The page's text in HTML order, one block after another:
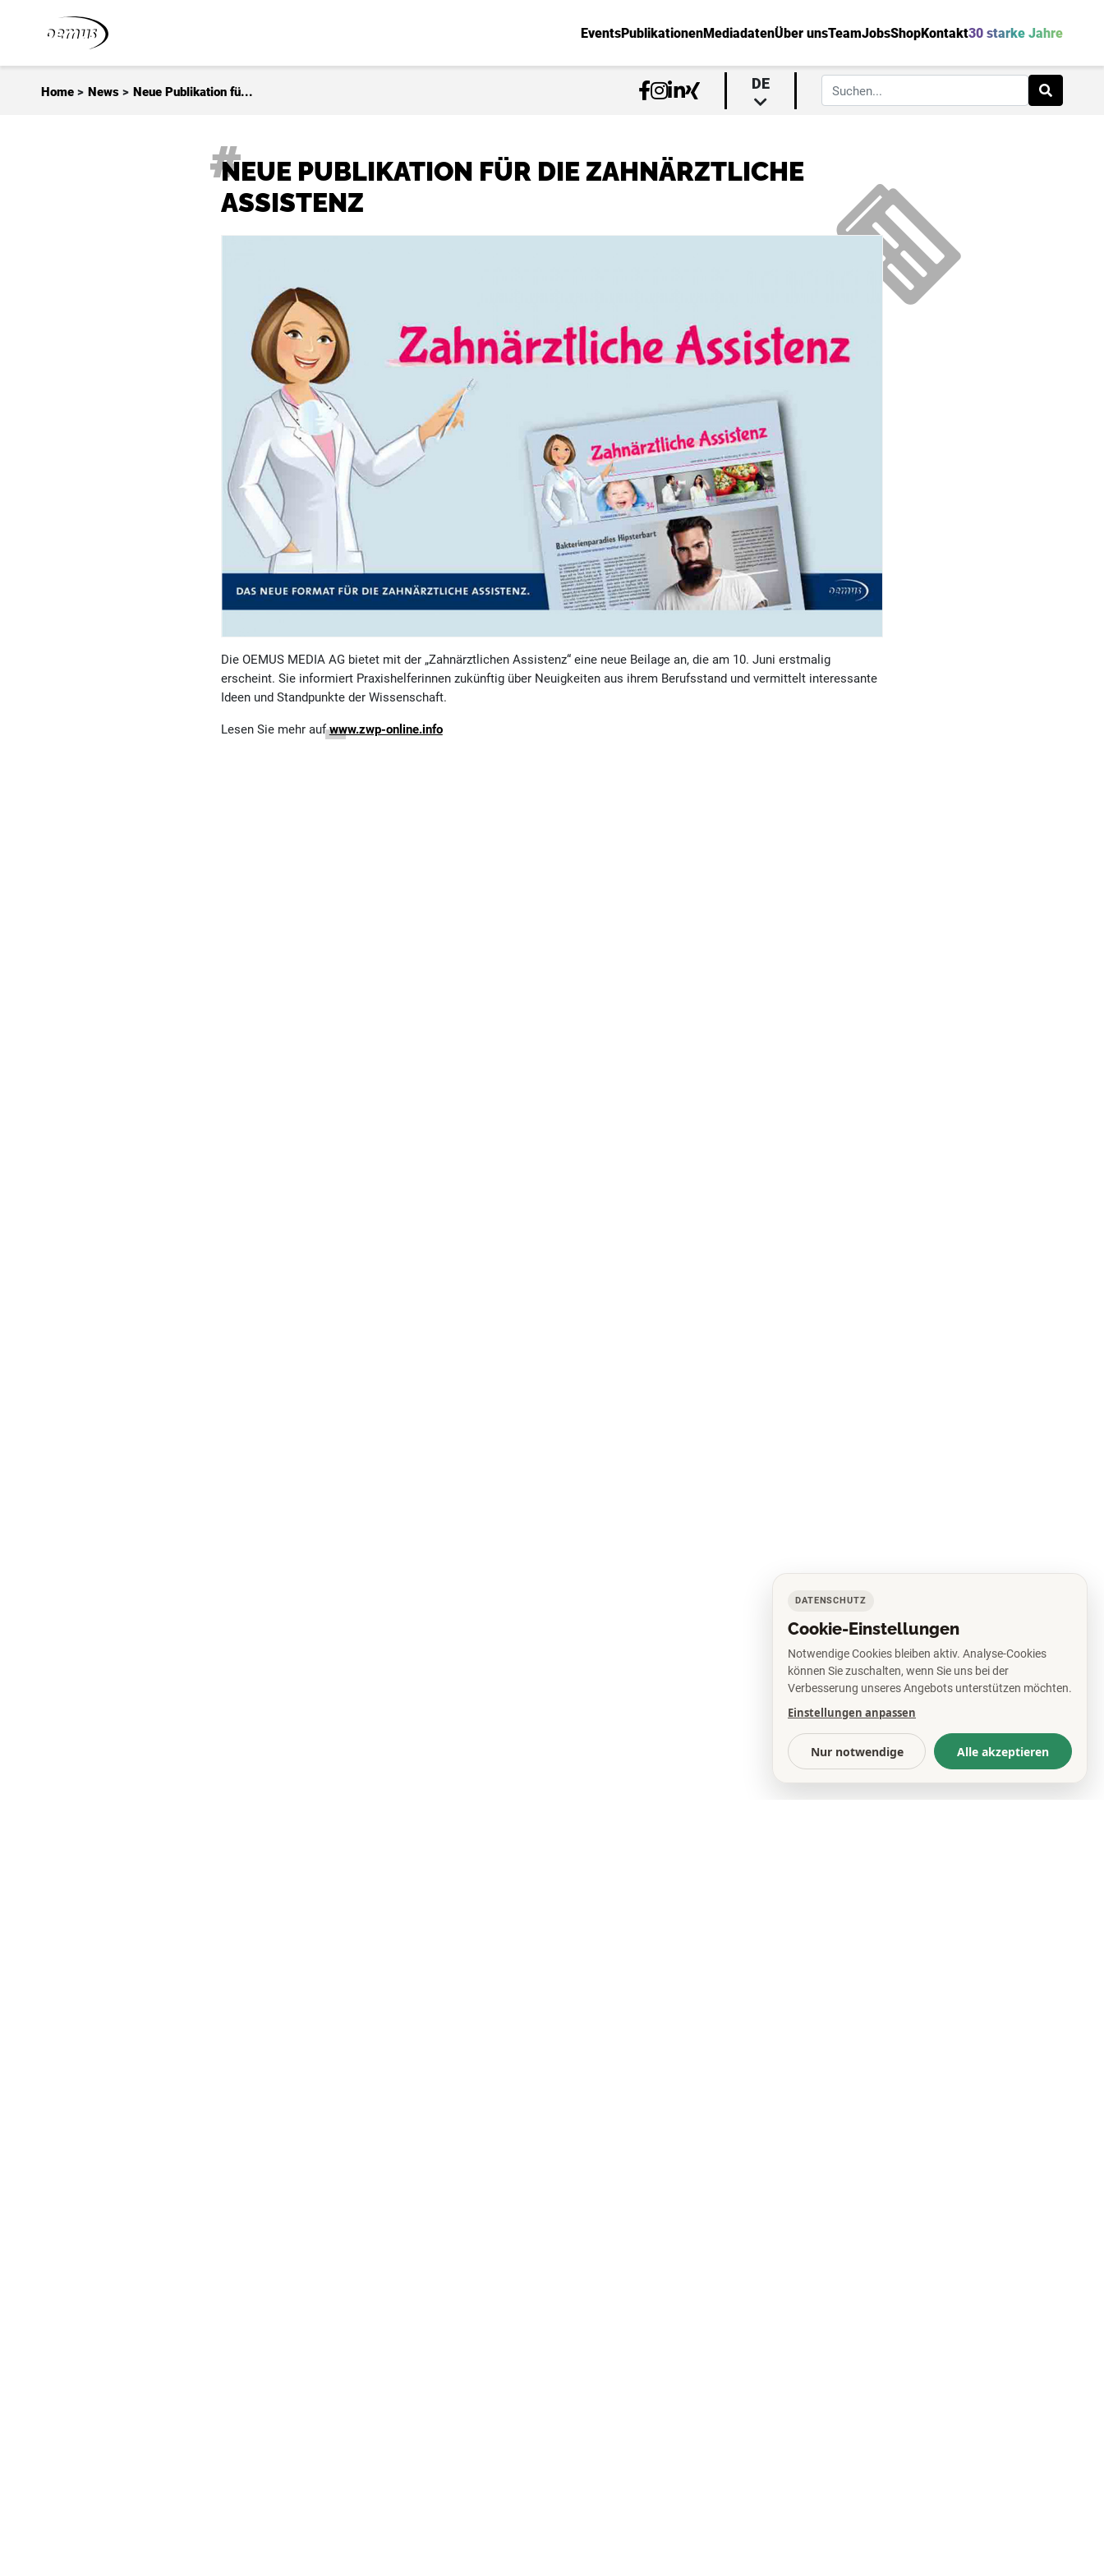
EventsPublikationenMediadatenÜber unsTeamJobsShopKontakt30 starke Jahre
Home > News > Neue Publikation fü... DE
NEUE PUBLIKATION FÜR DIE ZAHNÄRZTLICHE
ASSISTENZ
Die OEMUS MEDIA AG bietet mit der „Zahnärztlichen Assistenz“ eine neue Beilage an, die am 10. Juni erstmalig
erscheint. Sie informiert Praxishelferinnen zukünftig über Neuigkeiten aus ihrem Berufsstand und vermittelt interessante
Ideen und Standpunkte der Wissenschaft.
Lesen Sie mehr aufwww.zwp-online.info
DATENSCHUTZ
Cookie-Einstellungen
Notwendige Cookies bleiben aktiv. Analyse-Cookies
können Sie zuschalten, wenn Sie uns bei der
Verbesserung unseres Angebots unterstützen möchten.
Einstellungen anpassen
Nur notwendige Alle akzeptieren